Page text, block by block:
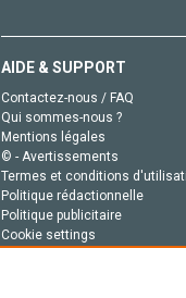
AIDE & SUPPORT
Contactez-nous / FAQ
Qui sommes-nous ?
Mentions légales
© - Avertissements
Termes et conditions
Politique rédactionnelle
Politique publicitaire
Cookie settings